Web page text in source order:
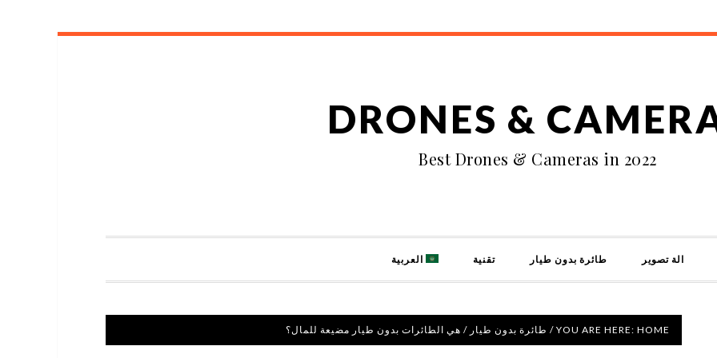
DRONES &
Best Drones & Cameras in 2022
الة تصوير طائرة بدون طيار تقنية العربية
YOU ARE HERE: HOME
/ طائرة بدون طيار / هي الطائرات بدون طيار مضيعة للمال؟